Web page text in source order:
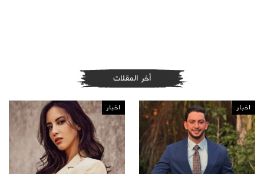
أخر المقلات
اخبار اخبار